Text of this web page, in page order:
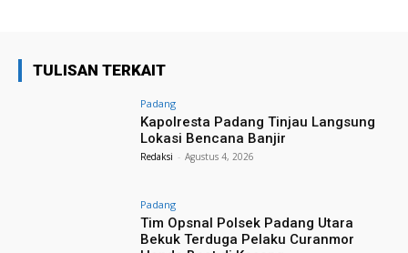
TULISAN TERKAIT
Padang
Kapolresta Padang Tinjau Langsung
Lokasi Bencana Banjir
Redaksi - Agustus 4, 2026
Padang
Tim Opsnal Polsek Padang Utara
Bekuk Terduga Pelaku Curanmor